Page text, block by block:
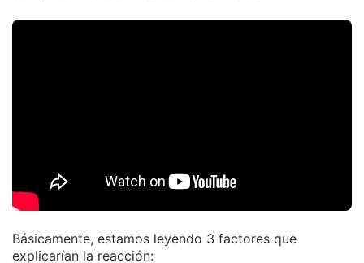
Básicamente, estamos leyendo 3 factores que
explicarían la reacción: